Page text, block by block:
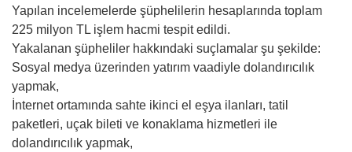
Yapılan incelemelerde şüphelilerin hesaplarında toplam
225 milyon TL işlem hacmi tespit edildi.
Yakalanan şüpheliler hakkındaki suçlamalar şu şekilde:
Sosyal medya üzerinden yatırım vaadiyle dolandırıcılık
yapmak,
İnternet ortamında sahte ikinci el eşya ilanları, tatil
paketleri, uçak bileti ve konaklama hizmetleri ile
dolandırıcılık yapmak,